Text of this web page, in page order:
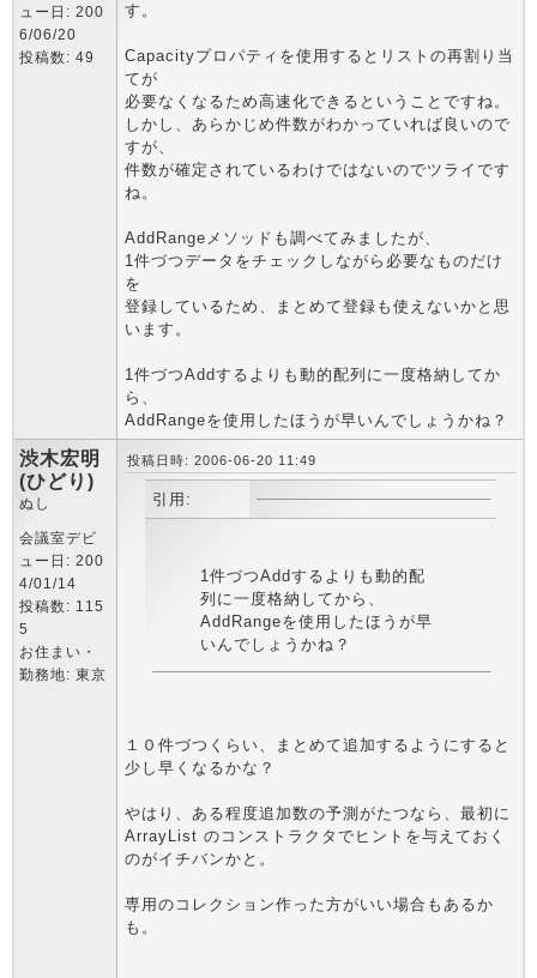
ュー日: 200
6/06/20
投稿数: 49
す。
Capacityプロパティを使用するとリストの再割り当
てが
必要なくなるため高速化できるということですね。
しかし、あらかじめ件数がわかっていれば良いので
すが、
件数が確定されているわけではないのでツライです
ね。
AddRangeメソッドも調べてみましたが、
1件づつデータをチェックしながら必要なものだけ
を
登録しているため、まとめて登録も使えないかと思
います。
1件づつAddするよりも動的配列に一度格納してか
ら、
AddRangeを使用したほうが早いんでしょうかね？
渋木宏明
(ひどり)
ぬし
会議室デビ
ュー日: 200
4/01/14
投稿数: 115
5
お住まい・
勤務地: 東京
投稿日時: 2006-06-20 11:49
引用:
1件づつAddするよりも動的配
列に一度格納してから、
AddRangeを使用したほうが早
いんでしょうかね？
１０件づつくらい、まとめて追加するようにすると
少し早くなるかな？
やはり、ある程度追加数の予測がたつなら、最初に
ArrayList のコンストラクタでヒントを与えておく
のがイチバンかと。
専用のコレクション作った方がいい場合もあるか
も。